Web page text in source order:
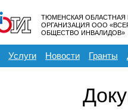
ТЮМЕНСКАЯ ОБЛАСТНАЯ
ОРГАНИЗАЦИЯ ООО
ОБЩЕСТВО ИНВАЛИДОВ»
Услуги Новости Гранты